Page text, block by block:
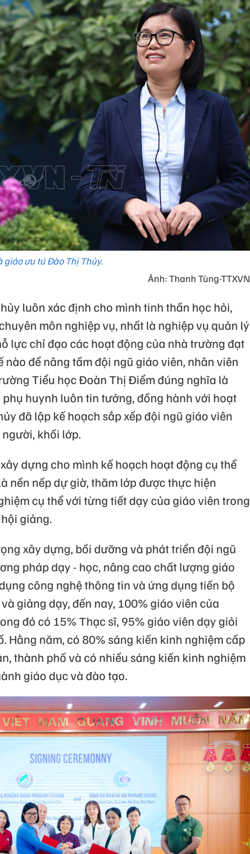
giáo ưu tú Đào Thị Thủy.
Ảnh: Thanh Tùng-TTXVN
luôn xác định cho mình tinh thần học hỏi,
môn nghiệp vụ, nhất là nghiệp vụ quản lý
lực chỉ đạo các hoạt động của nhà trường đạt
để nâng tầm đội ngũ giáo viên, nhân viên
Tiểu học Đoàn Thị Điểm đúng nghĩa là
huynh luôn tin tưởng, đồng hành với hoạt
đã lập kế hoạch sắp xếp đội ngũ giáo viên
khối lớp.
dựng cho mình kế hoạch hoạt động cụ thể
nền nếp dự giờ, thăm lớp được thực hiện
cụ thể với từng tiết dạy của giáo viên trong
giảng.
xây dựng, bồi dưỡng và phát triển đội ngũ
pháp dạy - học, nâng cao chất lượng giáo
công nghệ thông tin và ứng dụng tiến bộ
giảng dạy, đến nay, 100% giáo viên của
đó có 15% Thạc sĩ, 95% giáo viên dạy giỏi
Hằng năm, có 80% sáng kiến kinh nghiệm cấp
thành phố và có nhiều sáng kiến kinh nghiệm
giáo dục và đào tạo.